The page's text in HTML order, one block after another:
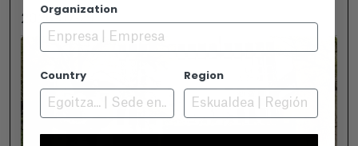
2026-07-25
Organization
Country Region